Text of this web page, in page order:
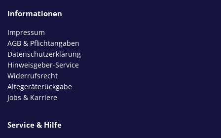
Informationen
Impressum
AGB & Pflichtangaben
Datenschutzerklärung
Hinweisgeber-Service
Widerrufsrecht
Altegeräterückgabe
Jobs & Karriere
Service & Hilfe